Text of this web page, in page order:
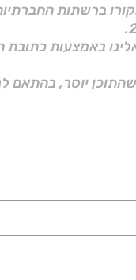
ברשתות
באמצעות כתובת
יוסר, בהתאם